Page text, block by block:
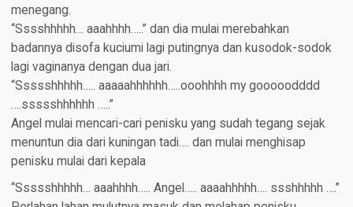
menegang.
“Sssshhhhh… aaahhhh…..” dan dia mulai merebahkan
badannya disofa kuciumi lagi putingnya dan kusodok-sodok
lagi vaginanya dengan dua jari.
“Ssssshhhhh….. aaaaahhhhhh…..ooohhhh my gooooodddd
….ssssshhhhhh …..”
Angel mulai mencari-cari penisku yang sudah tegang sejak
menuntun dia dari kuningan tadi…. dan mulai menghisap
penisku mulai dari kepala
“Ssssshhhhh… aaahhhh….. Angel….. aaaahhhhh…. ssshhhhh ….”